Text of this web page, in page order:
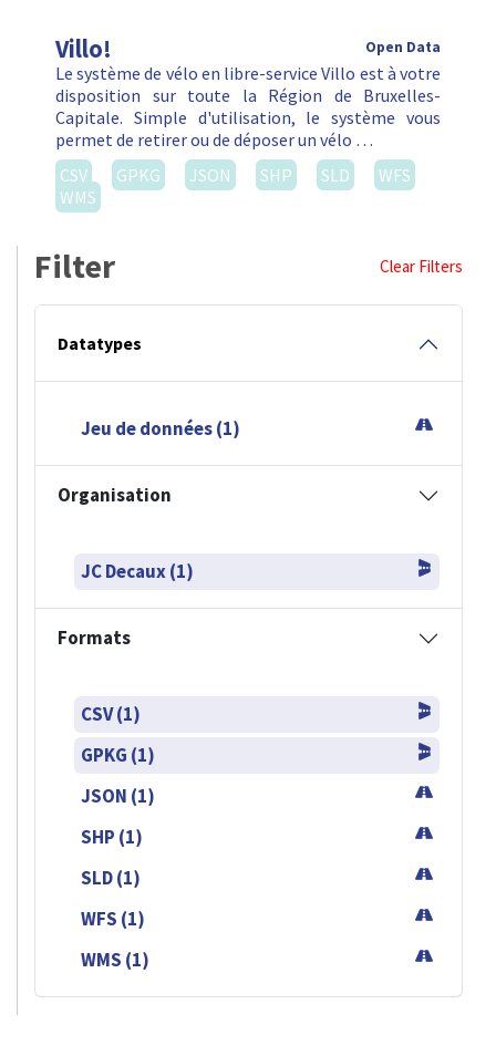
Villo! Open Data
Le système de vélo en libre-service Villo est à votre
disposition sur toute la Région de Bruxelles-
Capitale. Simple d'utilisation, le système vous
permet de retirer ou de déposer un vélo …
CSV
GPKG JSON SHP SLD
WFS
WMS
Filter Clear Filters
Datatypes
Jeu de données (1)
Organisation
JC Decaux (1)
Formats
CSV (1)
GPKG (1)
JSON (1)
SHP (1)
SLD (1)
WFS (1)
WMS (1)